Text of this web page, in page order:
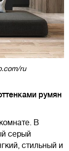
ru
румян
В
серый
стильный и